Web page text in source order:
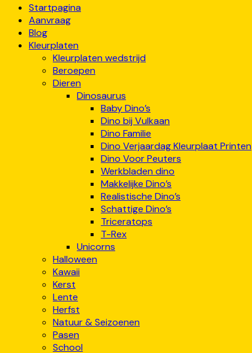
Startpagina
Aanvraag
Blog
Kleurplaten
Kleurplaten wedstrijd
Beroepen
Dieren
Dinosaurus
Baby Dino’s
Dino bij Vulkaan
Dino Familie
Dino Verjaardag Kleurplaat Printen
Dino Voor Peuters
Werkbladen dino
Makkelijke Dino’s
Realistische Dino’s
Schattige Dino’s
Triceratops
T-Rex
Unicorns
Halloween
Kawaii
Kerst
Lente
Herfst
Natuur & Seizoenen
Pasen
School